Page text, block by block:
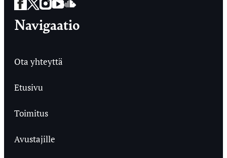
Facebook
Twitter
Instagram
YouTube
SoundCloud
Navigaatio
Ota yhteyttä
Etusivu
Toimitus
Avustajille